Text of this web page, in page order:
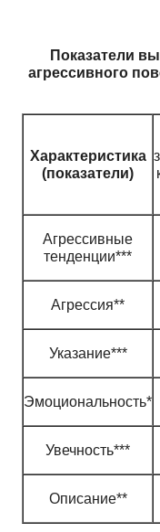
Показатели
агрессивного
Характеристика
(показатели)
Агрессивные
тенденции***
Агрессия**
Указание***
Эмоциональность*
Увечность***
Описание**